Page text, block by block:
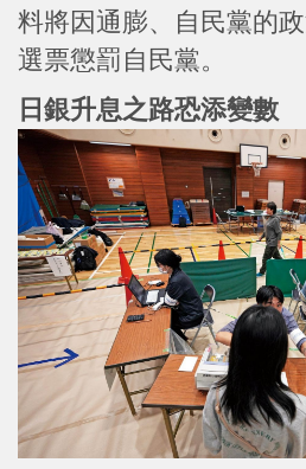
料將因通膨、自民黨的
選票懲罰自民黨。
日銀升息之路恐添變數